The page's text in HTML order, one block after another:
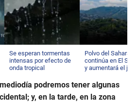
Se esperan tormentas
intensas por efecto de
onda tropical
Polvo del Sahara
continúa en El
y aumentará el
podremos tener algunas
y, en la tarde, en la zona